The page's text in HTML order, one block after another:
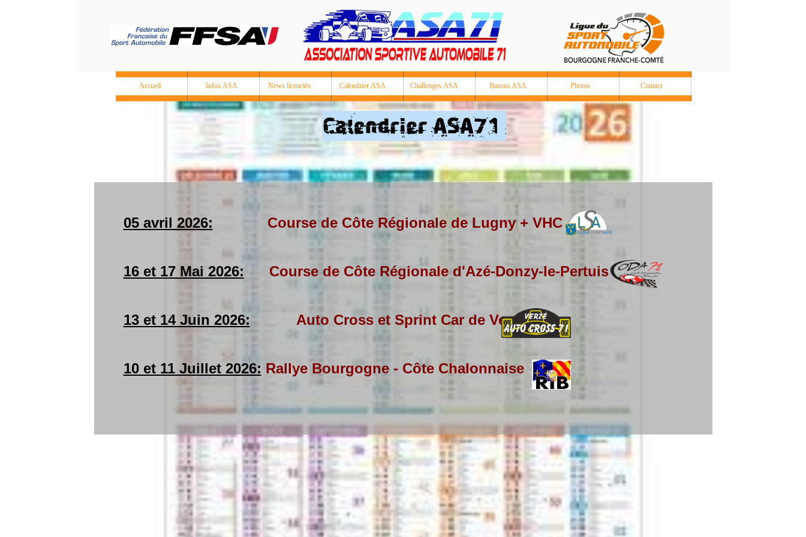
05 avril 2026: Course de Côte Régionale de Lugny + VHC
16 et 17 Mai 2026: Course de Côte Régionale d'Azé-Donzy-le-Pertuis
13 et 14 Juin 2026: Auto Cross et Sprint Car de Verzé
10 et 11 Juillet 2026: Rallye Bourgogne - Côte Chalonnaise
Accueil Infos ASA News licenciés Calendrier ASA Challenges ASA Bureau ASA Photos Contact